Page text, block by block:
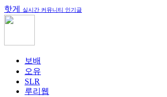
핫게 실시간 커뮤니티 인기글
보배
오유
SLR
루리웹